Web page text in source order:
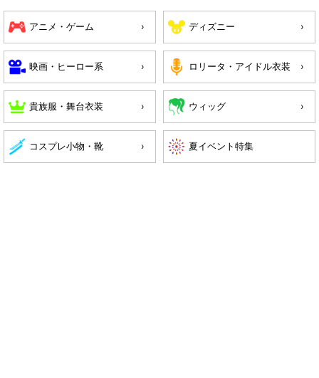
アニメ・ゲーム ディズニー
映画・ヒーロー系 ロリータ・アイドル衣装
貴族服・舞台衣装 ウィッグ
コスプレ小物・靴